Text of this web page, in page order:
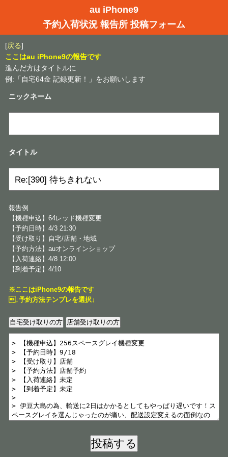
au iPhone9
予約入荷状況 報告所 投稿フォーム
[戻る]
ここはau iPhone9の報告です
進んだ方はタイトルに
例:「自宅64金 記録更新！」をお願いします
ニックネーム
タイトル
報告例
【機種申込】64レッド機種変更
【予約日時】4/3 21:30
【受け取り】自宅/店舗・地域
【予約方法】auオンラインショップ
【入荷連絡】4/8 12:00
【到着予定】4/10
※ここはiPhone9の報告です
↓予約方法テンプレを選択↓